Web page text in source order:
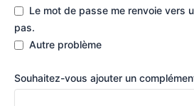
Le mot de passe me renvoie vers
pas.
Autre problème
Souhaitez-vous ajouter un